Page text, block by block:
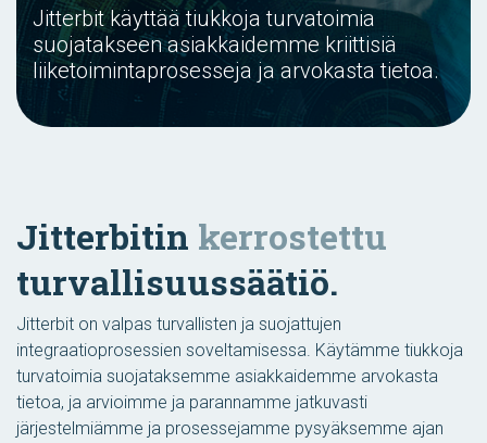
Jitterbit käyttää tiukkoja turvatoimia
suojatakseen asiakkaidemme kriittisiä
liiketoimintaprosesseja ja arvokasta tietoa.
Jitterbitin kerrostettu
turvallisuussäätiö.
Jitterbit on valpas turvallisten ja suojattujen
integraatioprosessien soveltamisessa. Käytämme tiukkoja
turvatoimia suojataksemme asiakkaidemme arvokasta
tietoa, ja arvioimme ja parannamme jatkuvasti
järjestelmiämme ja prosessejamme pysyäksemme ajan